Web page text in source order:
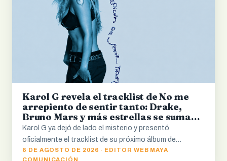
Karol G revela el tracklist de No me
arrepiento de sentir tanto: Drake,
Bruno Mars y más estrellas se suman
al álbum
Karol G ya dejó de lado el misterio y presentó
oficialmente el tracklist de su próximo álbum de…
6 DE AGOSTO DE 2026 · EDITOR WEB MAYA
COMUNICACIÓN